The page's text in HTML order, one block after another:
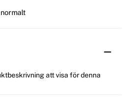
att visa för denna